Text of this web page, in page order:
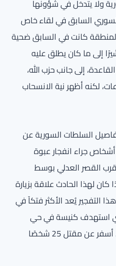
ولا يتدخل في شؤونها
السابق في لقاء خاص
كانت في السابق ضحية
إلى ما كان يطلق عليه
إلى جانب حزب الله،
لكنه أظهر نية الانسحاب
السلطات السورية عن
جراء انفجار عبوة
القصر العدلي بوسط
لهذا الحادث علاقة بزيارة
التفجير يُعد الأكثر فتكاً في
استهدف كنيسة في حي
الدويلعة في يونيو الماضي، أسفر عن مقتل 25 شخصًا